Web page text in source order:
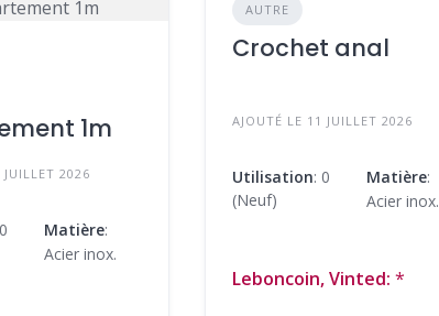
1m
2026
Matière:
Acier inox.
AUTRE
Crochet anal
AJOUTÉ LE 11 JUILLET 2026
Utilisation: 0
(Neuf)
Matière:
Acier inox.
Leboncoin, Vinted: *